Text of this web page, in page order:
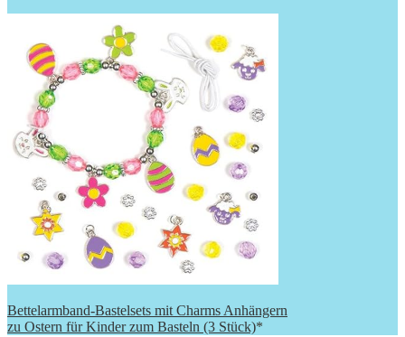
Bettelarmband-Bastelsets mit Charms Anhängern
zu Ostern für Kinder zum Basteln (3 Stück)*